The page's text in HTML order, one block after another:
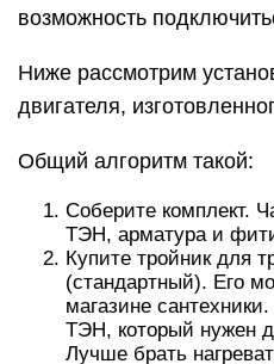
возможность
Ниже рассмотрим
двигателя,
Общий алгоритм такой:
Соберите комплект.
ТЭН, арматура и
Купите тройник для
(стандартный). Его
магазине
ТЭН, который нужен
Лучше брать